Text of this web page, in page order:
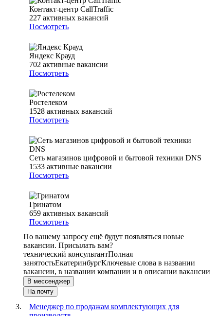
Контакт-центр CallTraffic
227 активных вакансий
Посмотреть
Яндекс Крауд
702 активные вакансии
Посмотреть
Ростелеком
1528 активных вакансий
Посмотреть
Сеть магазинов цифровой и бытовой техники DNS
1533 активные вакансии
Посмотреть
Гринатом
659 активных вакансий
Посмотреть
По вашему запросу ещё будут появляться новые
вакансии. Присылать вам?
технический консультантПолная
занятостьЕкатеринбургКлючевые слова в названии
вакансии, в названии компании и в описании вакансии
В мессенджер
На почту
Менеджер по продажам комплектующих для